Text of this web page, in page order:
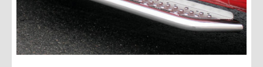
WORK SYSTEM SIMPELVELD